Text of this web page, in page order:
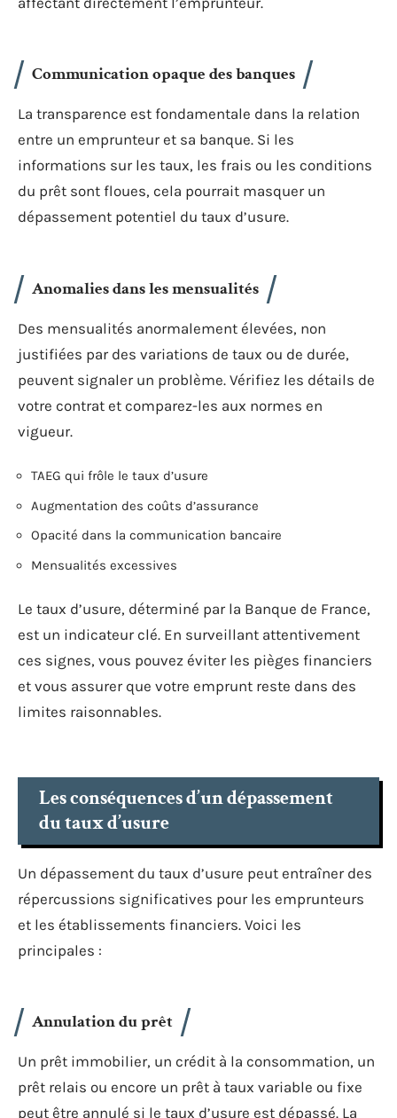
Communication opaque des banques
La transparence est fondamentale dans la relation
entre un emprunteur et sa banque. Si les
informations sur les taux, les frais ou les conditions
du prêt sont floues, cela pourrait masquer un
dépassement potentiel du taux d’usure.
Anomalies dans les mensualités
Des mensualités anormalement élevées, non
justifiées par des variations de taux ou de durée,
peuvent signaler un problème. Vérifiez les détails de
votre contrat et comparez-les aux normes en
vigueur.
TAEG qui frôle le taux d’usure
Augmentation des coûts d’assurance
Opacité dans la communication bancaire
Mensualités excessives
Le taux d’usure, déterminé par la Banque de France,
est un indicateur clé. En surveillant attentivement
ces signes, vous pouvez éviter les pièges financiers
et vous assurer que votre emprunt reste dans des
limites raisonnables.
Les conséquences d’un dépassement
du taux d’usure
Un dépassement du taux d’usure peut entraîner des
répercussions significatives pour les emprunteurs
et les établissements financiers. Voici les
principales :
Annulation du prêt
Un prêt immobilier, un crédit à la consommation, un
prêt relais ou encore un prêt à taux variable ou fixe
peut être annulé si le taux d’usure est dépassé. La